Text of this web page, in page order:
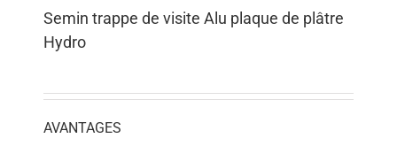
Semin trappe de visite Alu plaque de plâtre
Hydro
AVANTAGES